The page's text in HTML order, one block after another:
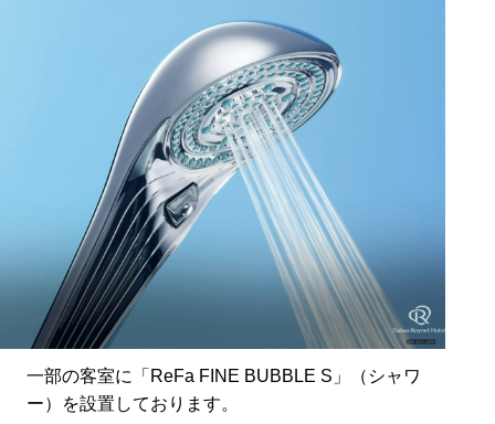
一部の客室に「ReFa FINE BUBBLE S」（シャワ
ー）を設置しております。